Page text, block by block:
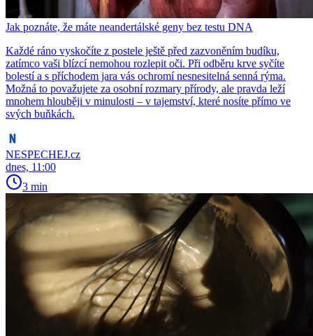
Jak poznáte, že máte neandertálské geny bez testu DNA
Každé ráno vyskočíte z postele ještě před zazvoněním budíku,
zatímco vaši blízcí nemohou rozlepit oči. Při odběru krve syčíte
bolestí a s příchodem jara vás ochromí nesnesitelná senná rýma.
Možná to považujete za osobní rozmary přírody, ale pravda leží
mnohem hlouběji v minulosti – v tajemství, které nosíte přímo ve
svých buňkách.
NESPECHEJ.cz
dnes, 11:00
3 min